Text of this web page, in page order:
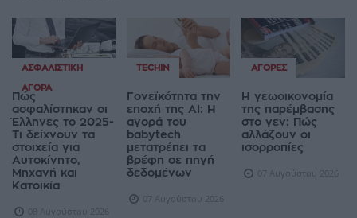
ΑΣΦΑΛΙΣΤΙΚΉ
ΑΓΟΡΆ
Πώς
ασφαλίστηκαν οι
Έλληνες το 2025-
Τι δείχνουν τα
στοιχεία για
Αυτοκίνητο,
Μηχανή και
Κατοικία
08 Αυγούστου 2026
TECHIN
Γονεϊκότητα την
εποχή της AI: Η
αγορά του
babytech
μετατρέπει τα
βρέφη σε πηγή
δεδομένων
07 Αυγούστου 2026
ΑΓΟΡΈΣ
Η γεωοικονομία
της παρέμβασης
στο γεν: Πώς
αλλάζουν οι
ισορροπίες
07 Αυγούστου 2026